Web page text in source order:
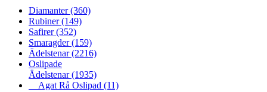
Diamanter(360)
Rubiner(149)
Safirer(352)
Smaragder(159)
Ädelstenar(2216)
Oslipade
Ädelstenar(1935)
Agat Rå Oslipad (11)